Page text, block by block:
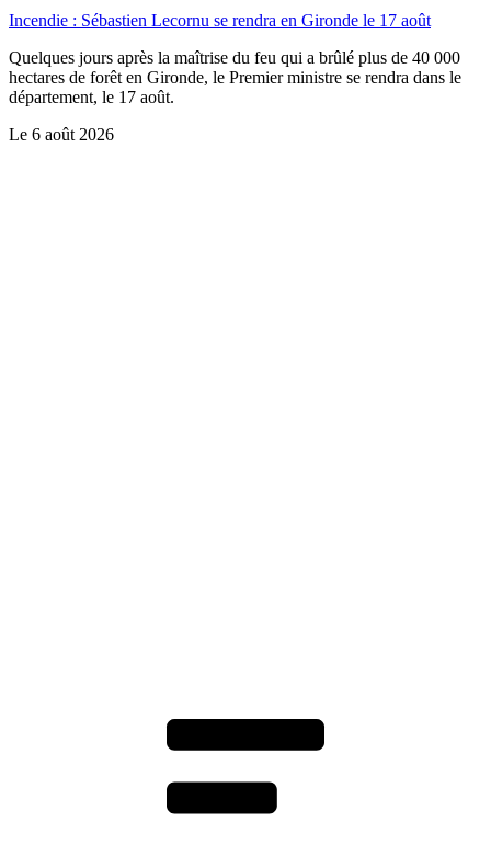
Incendie : Sébastien Lecornu se rendra en Gironde le 17 août
Quelques jours après la maîtrise du feu qui a brûlé plus de 40 000
hectares de forêt en Gironde, le Premier ministre se rendra dans le
département, le 17 août.
Le 6 août 2026